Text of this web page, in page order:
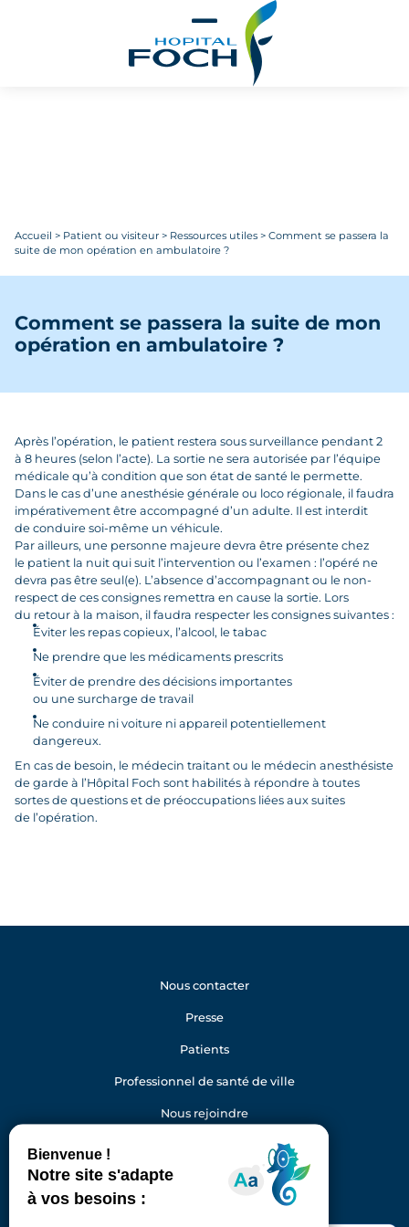
Accueil > Patient ou visiteur > Ressources utiles > Comment se passera la
suite de mon opération en ambulatoire ?
Comment se passera la suite de mon
opération en ambulatoire ?
Après l’opération, le patient restera sous surveillance pendant 2
à 8 heures (selon l’acte). La sortie ne sera autorisée par l’équipe
médicale qu’à condition que son état de santé le permette.
Dans le cas d’une anesthésie générale ou loco régionale, il faudra
impérativement être accompagné d’un adulte. Il est interdit
de conduire soi-même un véhicule.
Par ailleurs, une personne majeure devra être présente chez
le patient la nuit qui suit l’intervention ou l’examen : l’opéré ne
devra pas être seul(e). L’absence d’accompagnant ou le non-
respect de ces consignes remettra en cause la sortie. Lors
du retour à la maison, il faudra respecter les consignes suivantes :
Éviter les repas copieux, l’alcool, le tabac
Ne prendre que les médicaments prescrits
Éviter de prendre des décisions importantes
ou une surcharge de travail
Ne conduire ni voiture ni appareil potentiellement
dangereux.
En cas de besoin, le médecin traitant ou le médecin anesthésiste
de garde à l’Hôpital Foch sont habilités à répondre à toutes
sortes de questions et de préoccupations liées aux suites
de l’opération.
Nous contacter
Presse
Patients
Professionnel de santé de ville
Nous rejoindre
LinkedInInstagram